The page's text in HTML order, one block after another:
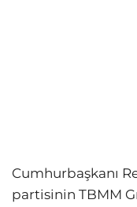
Cumhurbaşkanı
partisinin TBMM